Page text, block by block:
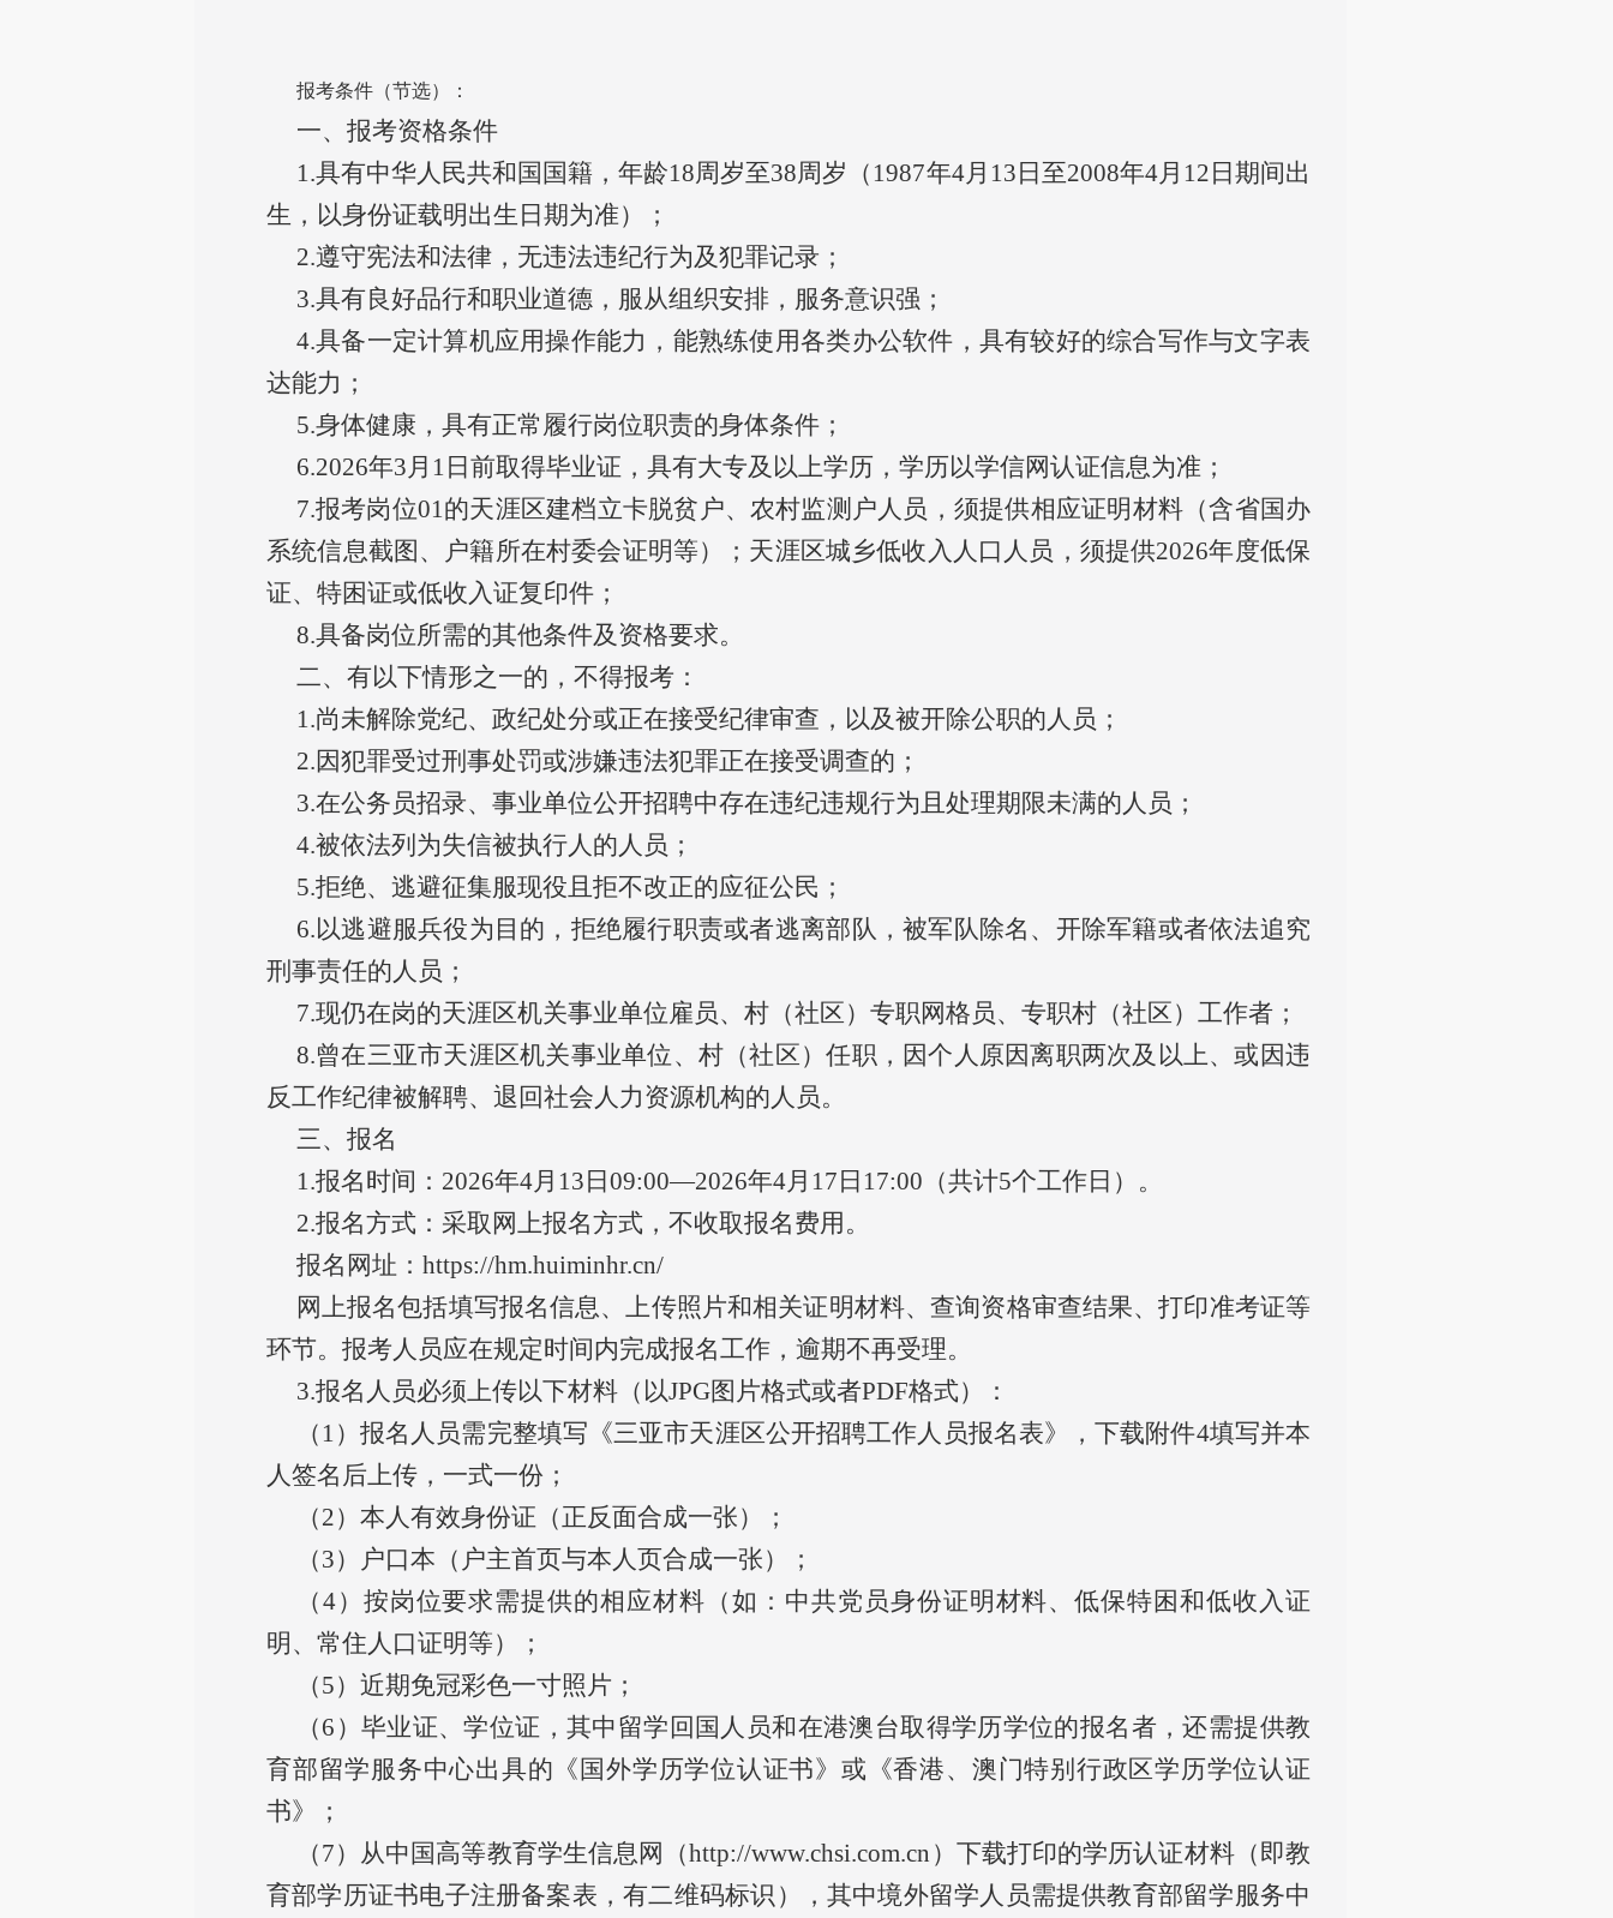
报考条件（节选）：
一、报考资格条件
1.具有中华人民共和国国籍，年龄18周岁至38周岁（1987年4月13日至2008年4月12日期间出
生，以身份证载明出生日期为准）；
2.遵守宪法和法律，无违法违纪行为及犯罪记录；
3.具有良好品行和职业道德，服从组织安排，服务意识强；
4.具备一定计算机应用操作能力，能熟练使用各类办公软件，具有较好的综合写作与文字表
达能力；
5.身体健康，具有正常履行岗位职责的身体条件；
6.2026年3月1日前取得毕业证，具有大专及以上学历，学历以学信网认证信息为准；
7.报考岗位01的天涯区建档立卡脱贫户、农村监测户人员，须提供相应证明材料（含省国办
系统信息截图、户籍所在村委会证明等）；天涯区城乡低收入人口人员，须提供2026年度低保
证、特困证或低收入证复印件；
8.具备岗位所需的其他条件及资格要求。
二、有以下情形之一的，不得报考：
1.尚未解除党纪、政纪处分或正在接受纪律审查，以及被开除公职的人员；
2.因犯罪受过刑事处罚或涉嫌违法犯罪正在接受调查的；
3.在公务员招录、事业单位公开招聘中存在违纪违规行为且处理期限未满的人员；
4.被依法列为失信被执行人的人员；
5.拒绝、逃避征集服现役且拒不改正的应征公民；
6.以逃避服兵役为目的，拒绝履行职责或者逃离部队，被军队除名、开除军籍或者依法追究
刑事责任的人员；
7.现仍在岗的天涯区机关事业单位雇员、村（社区）专职网格员、专职村（社区）工作者；
8.曾在三亚市天涯区机关事业单位、村（社区）任职，因个人原因离职两次及以上、或因违
反工作纪律被解聘、退回社会人力资源机构的人员。
三、报名
1.报名时间：2026年4月13日09:00—2026年4月17日17:00（共计5个工作日）。
2.报名方式：采取网上报名方式，不收取报名费用。
报名网址： https://hm.huiminhr.cn/
网上报名包括填写报名信息、上传照片和相关证明材料、查询资格审查结果、打印准考证等
环节。报考人员应在规定时间内完成报名工作，逾期不再受理。
3.报名人员必须上传以下材料（以JPG图片格式或者PDF格式）：
（ 1）报名人员需完整填写《三亚市天涯区公开招聘工作人员报名表》，下载附件4填写并本
人签名后上传，一式一份；
（2）本人有效身份证（正反面合成一张）；
（3）户口本（户主首页与本人页合成一张）；
（4）按岗位要求需提供的相应材料（如：中共党员身份证明材料、低保特困和低收入证
明、常住人口证明等）；
（5）近期免冠彩色一寸照片；
（6）毕业证、学位证，其中留学回国人员和在港澳台取得学历学位的报名者，还需提供教
育部留学服务中心出具的《国外学历学位认证书》或《香港、澳门特别行政区学历学位认证
书》；
（7）从中国高等教育学生信息网（http://www.chsi.com.cn）下载打印的学历认证材料（即教
育部学历证书电子注册备案表，有二维码标识），其中境外留学人员需提供教育部留学服务中